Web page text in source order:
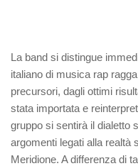
La band si distingue
italiano di musica rap
precursori, dagli ottimi
stata importata e
gruppo si sentirà il dialetto
argomenti legati alla realtà
Meridione. A differenza di